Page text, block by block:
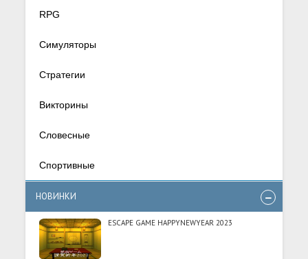
RPG
Симуляторы
Стратегии
Викторины
Словесные
Спортивные
НОВИНКИ
ESCAPE GAME HAPPYNEWYEAR 2023